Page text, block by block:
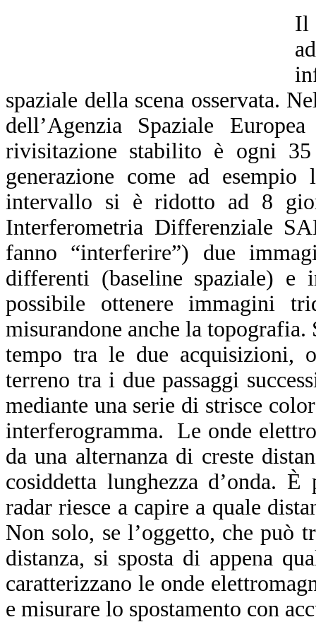
Il
spaziale della scena osservata.
dell’Agenzia Spaziale
rivisitazione stabilito è ogni
generazione come ad
intervallo si è ridotto ad 8
Interferometria Differenziale
fanno “interferire”) due
differenti (baseline spaziale) e
possibile ottenere immagini
misurandone anche la
tempo tra le due acquisizioni,
terreno tra i due passaggi
mediante una serie di strisce
interferogramma. Le onde
da una alternanza di creste
cosiddetta lunghezza d’onda.
radar riesce a capire a quale
Non solo, se l’oggetto, che può
distanza, si sposta di appena
caratterizzano le onde
e misurare lo spostamento con